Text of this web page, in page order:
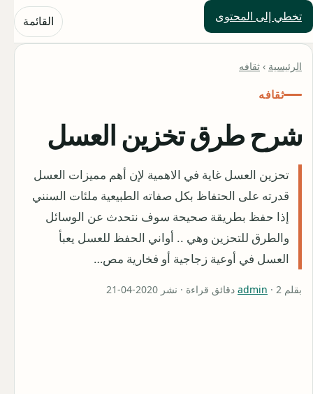
تخطي إلى المحتوى
حلول العالم القائمة
الرئيسية › ثقافه
ثقافه
شرح طرق تخزين العسل
تحزين العسل غاية في الاهمية لإن أهم مميزات العسل
قدرته على الحتفاظ بكل صفاته الطبيعية ملئات السنني
إذا حفظ بطريقة صحيحة سوف نتحدث عن الوسائل
والطرق للتحزين وهي .. أواني الحفظ للعسل يعبأ
العسل في أوعية زجاجية أو فخارية مص…
بقلم admin · 2 دقائق قراءة · نشر 2020-04-21